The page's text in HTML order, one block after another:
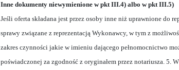
Inne dokumenty niewymienione w pkt III.4) albo w pkt III.5)
Jeśli oferta składana jest przez osoby inne niż uprawnione do
sprawy związane z reprezentacją Wykonawcy, w tym z
zakres czynności jakie w imieniu dającego pełnomocnictwo
poświadczonej za zgodność z oryginałem przez notariusza.